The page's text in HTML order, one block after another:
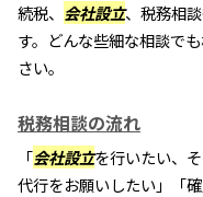
続税、 会社設立、税務相
す。どんな些細な相談で
さい。
税務相談の流れ
「会社設立を行いたい、
代行をお願いしたい」「